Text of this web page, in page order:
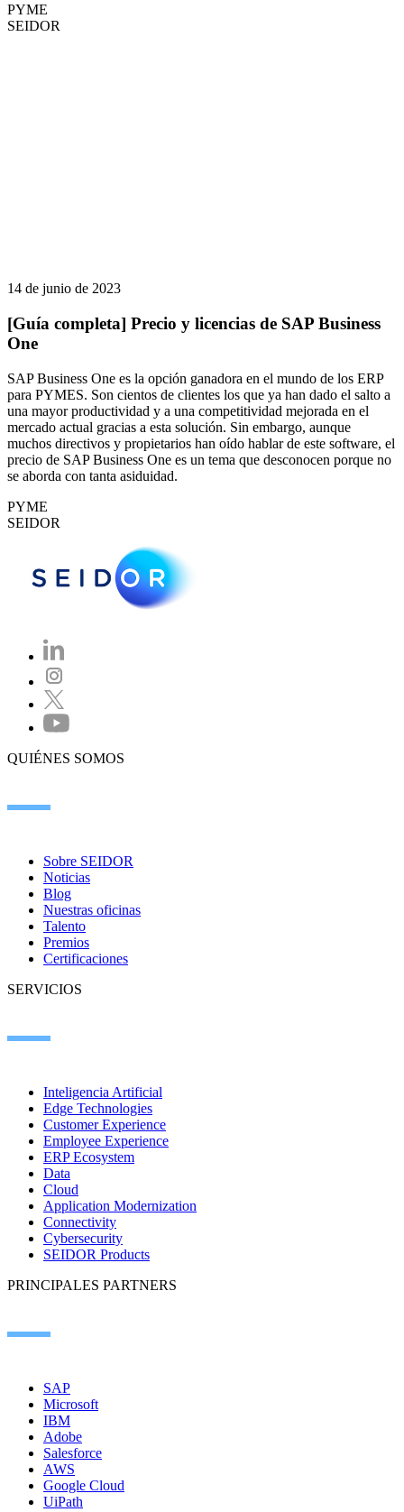
PYME
SEIDOR
14 de junio de 2023
[Guía completa] Precio y licencias de SAP Business
One
SAP Business One es la opción ganadora en el mundo de los ERP
para PYMES. Son cientos de clientes los que ya han dado el salto a
una mayor productividad y a una competitividad mejorada en el
mercado actual gracias a esta solución. Sin embargo, aunque
muchos directivos y propietarios han oído hablar de este software, el
precio de SAP Business One es un tema que desconocen porque no
se aborda con tanta asiduidad.
PYME
SEIDOR
QUIÉNES SOMOS
Sobre SEIDOR
Noticias
Blog
Nuestras oficinas
Talento
Premios
Certificaciones
SERVICIOS
Inteligencia Artificial
Edge Technologies
Customer Experience
Employee Experience
ERP Ecosystem
Data
Cloud
Application Modernization
Connectivity
Cybersecurity
SEIDOR Products
PRINCIPALES PARTNERS
SAP
Microsoft
IBM
Adobe
Salesforce
AWS
Google Cloud
UiPath